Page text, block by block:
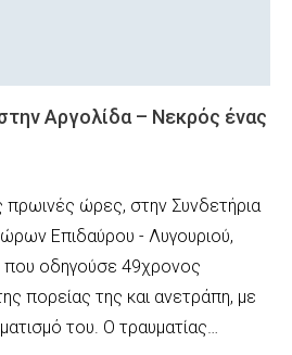
Αργολίδα – Νεκρός ένας
πρωινές ώρες, στην Συνδετήρια
Επιδαύρου - Λυγουριού,
που οδηγούσε 49χρονος
πορείας της και ανετράπη, με
του. Ο τραυματίας…